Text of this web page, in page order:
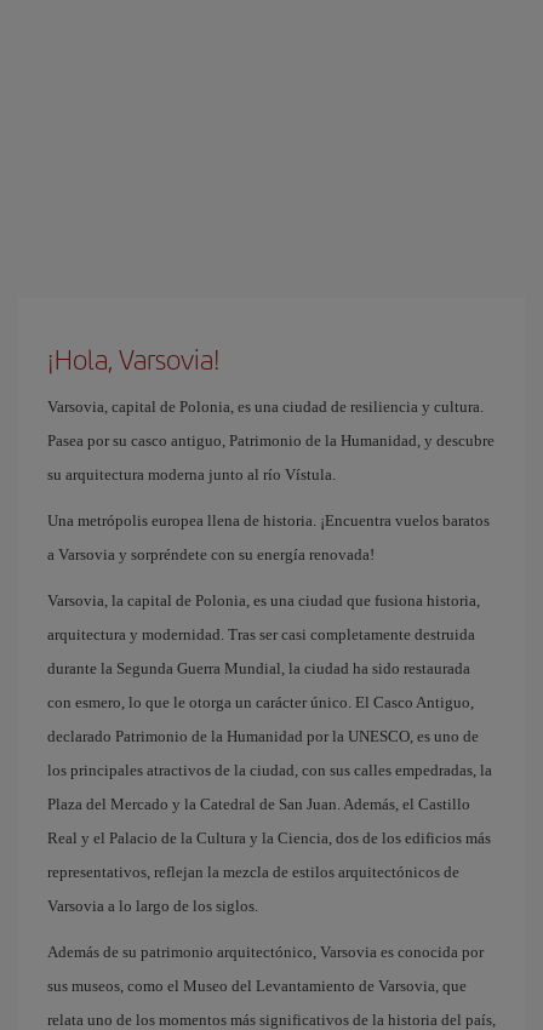
¡Hola, Varsovia!
Varsovia, capital de Polonia, es una ciudad de resiliencia y cultura.
Pasea por su casco antiguo, Patrimonio de la Humanidad, y descubre
su arquitectura moderna junto al río Vístula.
Una metrópolis europea llena de historia. ¡Encuentra vuelos baratos
a Varsovia y sorpréndete con su energía renovada!
Varsovia, la capital de Polonia, es una ciudad que fusiona historia,
arquitectura y modernidad. Tras ser casi completamente destruida
durante la Segunda Guerra Mundial, la ciudad ha sido restaurada
con esmero, lo que le otorga un carácter único. El Casco Antiguo,
declarado Patrimonio de la Humanidad por la UNESCO, es uno de
los principales atractivos de la ciudad, con sus calles empedradas, la
Plaza del Mercado y la Catedral de San Juan. Además, el Castillo
Real y el Palacio de la Cultura y la Ciencia, dos de los edificios más
representativos, reflejan la mezcla de estilos arquitectónicos de
Varsovia a lo largo de los siglos.
Además de su patrimonio arquitectónico, Varsovia es conocida por
sus museos, como el Museo del Levantamiento de Varsovia, que
relata uno de los momentos más significativos de la historia del país,